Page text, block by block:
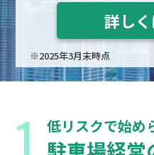
詳し
※2025年3月末時点
低リスクで始め